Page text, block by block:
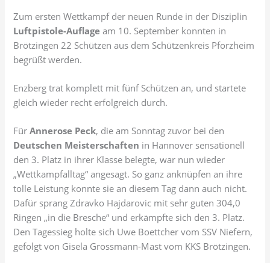
Zum ersten Wettkampf der neuen Runde in der Disziplin
Luftpistole-Auflage am 10. September konnten in
Brötzingen 22 Schützen aus dem Schützenkreis Pforzheim
begrüßt werden.
Enzberg trat komplett mit fünf Schützen an, und startete
gleich wieder recht erfolgreich durch.
FürAnnerose Peck, die am Sonntag zuvor bei den
Deutschen Meisterschaften in Hannover sensationell
den 3. Platz in ihrer Klasse belegte, war nun wieder
„Wettkampfalltag“ angesagt. So ganz anknüpfen an ihre
tolle Leistung konnte sie an diesem Tag dann auch nicht.
Dafür sprang Zdravko Hajdarovic mit sehr guten 304,0
Ringen „in die Bresche“ und erkämpfte sich den 3. Platz.
Den Tagessieg holte sich Uwe Boettcher vom SSV Niefern,
gefolgt von Gisela Grossmann-Mast vom KKS Brötzingen.